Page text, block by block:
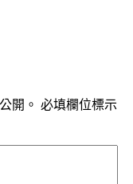
開。 必填欄位標示